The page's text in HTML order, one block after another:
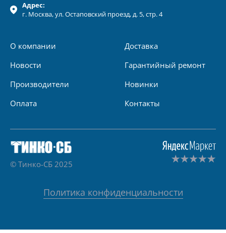
Адрес:
г. Москва, ул.Остаповский проезд, д. 5, стр. 4
О компании
Новости
Производители
Оплата
Доставка
Гарантийный ремонт
Новинки
Контакты
© Тинко-СБ 2025
Политика конфиденциальности